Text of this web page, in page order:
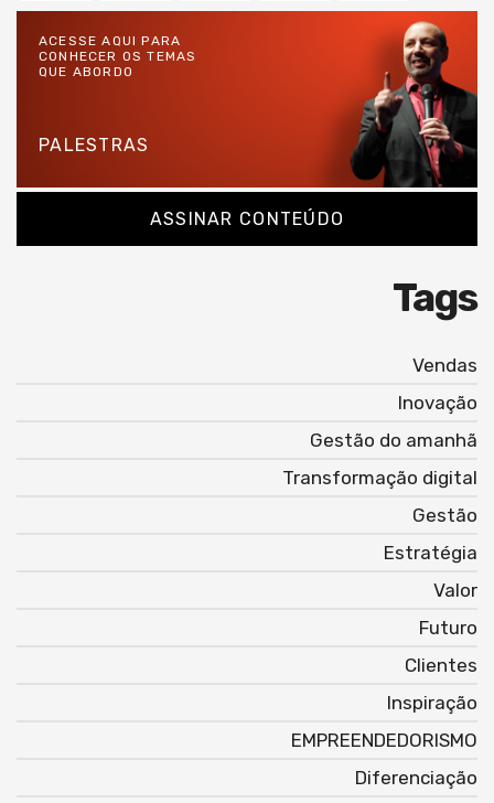
ACESSE AQUI PARA
CONHECER OS TEMAS
QUE ABORDO
PALESTRAS
ASSINAR CONTEÚDO
Tags
Vendas
Inovação
Gestão do amanhã
Transformação digital
Gestão
Estratégia
Valor
Futuro
Clientes
Inspiração
EMPREENDEDORISMO
Diferenciação